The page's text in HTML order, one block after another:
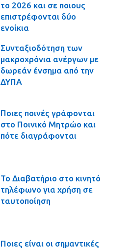
το 2026 και σε ποιους
επιστρέφονται δύο
ενοίκια
Συνταξιοδότηση των
μακροχρόνια ανέργων με
δωρεάν ένσημα από την
ΔΥΠΑ
Ποιες ποινές γράφονται
στο Ποινικό Μητρώο και
πότε διαγράφονται
Το Διαβατήριο στο κινητό
τηλέφωνο για χρήση σε
ταυτοποίηση
Ποιες είναι οι σημαντικές